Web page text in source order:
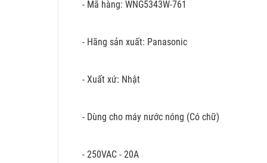
- Mã hàng: WNG5343W-761
- Hãng sản xuất: Panasonic
- Xuất xứ: Nhật
- Dùng cho máy nước nóng (Có chữ)
- 250VAC - 20A